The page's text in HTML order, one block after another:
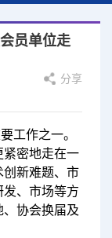
员单位走
分享
工作之一。
紧密地走在一
创新难题、市
、市场等方
协会换届及